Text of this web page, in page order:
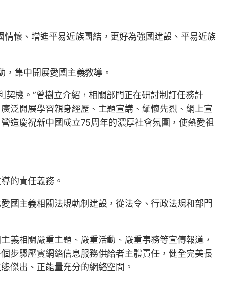
懷、增進平易近族團結，更好為強國建設、平易近族
集中開展愛國主義教導。
機。”曾樹立介紹，相關部門正在研討制訂任務計
泛開展學習親身經歷、主題宣講、緬懷先烈、網上宣
造慶祝新中國成立75周年的濃厚社會氛圍，使熱愛祖
的責任義務。
國主義相關法規軌制建設，從法令、行政法規和部門
義相關嚴重主題、嚴重活動、嚴重事務等宣傳報道，
步驟壓實網絡信息服務供給者主體責任，健全完美長
傑出、正能量充分的網絡空間。